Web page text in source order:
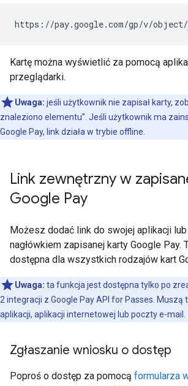
https://pay.google.com/gp/v/object/
Kartę można wyświetlić za pomocą
przeglądarki.
Uwaga: jeśli użytkownik nie zapisał karty,
znaleziono elementu”. Jeśli użytkownik ma
Google Pay, link działa w trybie offline.
Link zewnętrzny w
Google Pay
Możesz dodać link do swojej aplikacji
nagłówkiem zapisanej karty Google Pay.
dostępna dla wszystkich rodzajów kart
Uwaga: ta funkcja jest dostępna tylko po
2 integracji z Google Pay API for Passes. Muszą
aplikacji, aplikacji internetowej lub poczty e-mail.
Zgłaszanie wniosku o dostęp
Poproś o dostęp za pomocą formularza